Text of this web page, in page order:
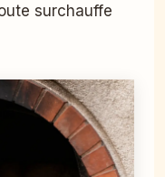
surchauffe